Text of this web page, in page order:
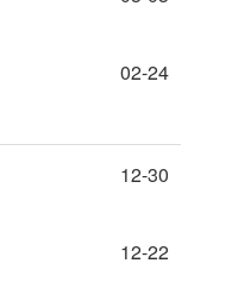
02-24
12-30
12-22